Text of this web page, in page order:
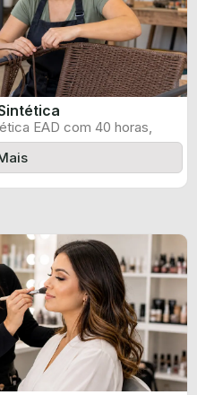
EAD com 40 horas,